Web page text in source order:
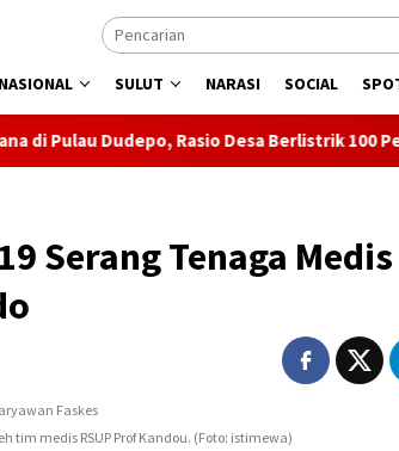
NASIONAL SULUT NARASI SOCIAL
Rasio Desa Berlistrik 100 Persen
Serang Tenaga Medis
tim medis RSUP Prof Kandou. (Foto: istimewa)